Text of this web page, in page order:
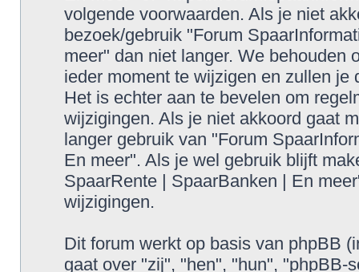
volgende voorwaarden. Als je niet
bezoek/gebruik "Forum
meer" dan niet langer. We behouden
ieder moment te wijzigen en zullen
Het is echter aan te bevelen om
wijzigingen. Als je niet akkoord gaat
langer gebruik van "Forum
En meer". Als je wel gebruik blijft
SpaarRente | SpaarBanken | En
wijzigingen.
Dit forum werkt op basis van phpBB
gaat over "zij", "hen", "hun", "phpBB-